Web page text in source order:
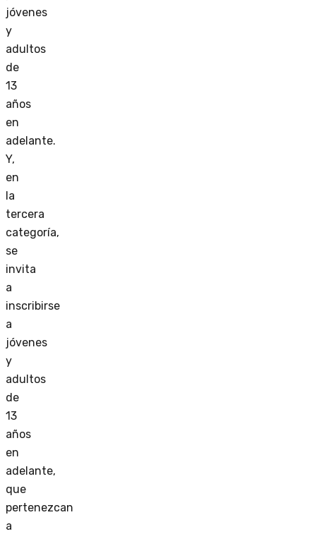
jóvenes
y
adultos
de
13
años
en
adelante.
Y,
en
la
tercera
categoría,
se
invita
a
inscribirse
a
jóvenes
y
adultos
de
13
años
en
adelante,
que
pertenezcan
a